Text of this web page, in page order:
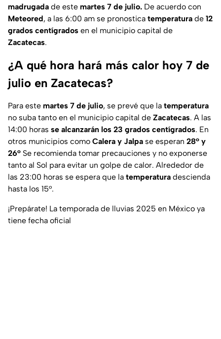
madrugada de este martes 7 de julio. De acuerdo con
Meteored, a las 6:00 am se pronostica temperatura de 12
grados centígrados en el municipio capital de
Zacatecas.
¿A qué hora hará más calor hoy 7 de
julio en Zacatecas?
Para este martes 7 de julio, se prevé que la temperatura
no suba tanto en el municipio capital de Zacatecas. A las
14:00 horas se alcanzarán los 23 grados centígrados. En
otros municipios como Calera y Jalpa se esperan 28° y
26° Se recomienda tomar precauciones y no exponerse
tanto al Sol para evitar un golpe de calor. Alrededor de
las 23:00 horas se espera que la temperatura descienda
hasta los 15°.
¡Prepárate! La temporada de lluvias 2025 en México ya
tiene fecha oficial